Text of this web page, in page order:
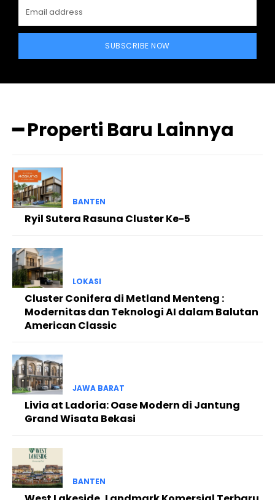
SUBSCRIBE NOW
━ Properti Baru Lainnya
BANTEN
Ryil Sutera Rasuna Cluster Ke-5
LOKASI
Cluster Conifera di Metland Menteng :
Modernitas dan Teknologi AI dalam Balutan
American Classic
JAWA BARAT
Livia at Ladoria: Oase Modern di Jantung
Grand Wisata Bekasi
BANTEN